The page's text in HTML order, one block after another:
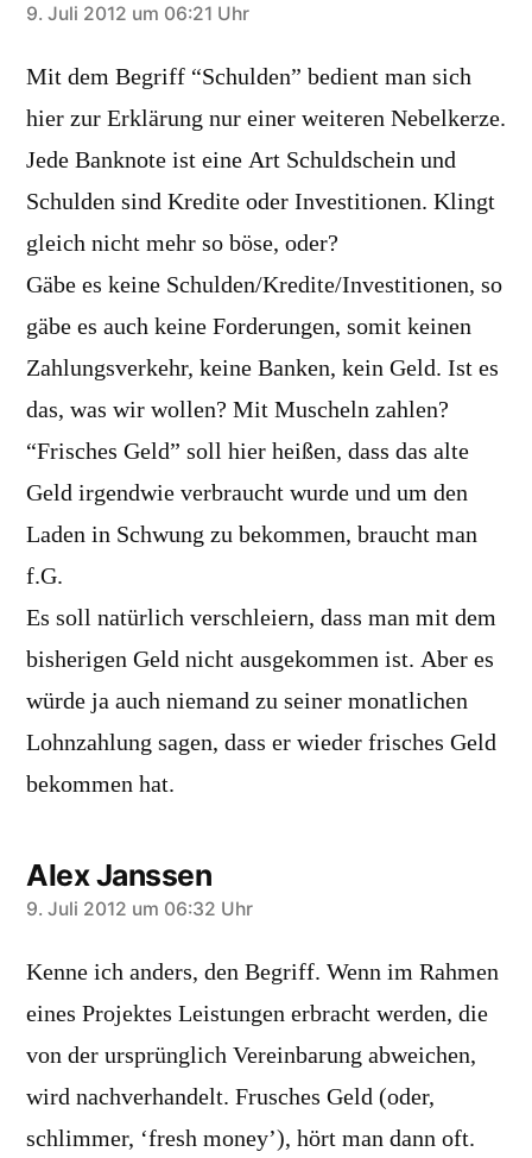
sagt:
9. Juli 2012 um 06:21 Uhr
Mit dem Begriff “Schulden” bedient man sich
hier zur Erklärung nur einer weiteren Nebelkerze.
Jede Banknote ist eine Art Schuldschein und
Schulden sind Kredite oder Investitionen. Klingt
gleich nicht mehr so böse, oder?
Gäbe es keine Schulden/Kredite/Investitionen, so
gäbe es auch keine Forderungen, somit keinen
Zahlungsverkehr, keine Banken, kein Geld. Ist es
das, was wir wollen? Mit Muscheln zahlen?
“Frisches Geld” soll hier heißen, dass das alte
Geld irgendwie verbraucht wurde und um den
Laden in Schwung zu bekommen, braucht man
f.G.
Es soll natürlich verschleiern, dass man mit dem
bisherigen Geld nicht ausgekommen ist. Aber es
würde ja auch niemand zu seiner monatlichen
Lohnzahlung sagen, dass er wieder frisches Geld
bekommen hat.
Alex Janssen
sagt:
9. Juli 2012 um 06:32 Uhr
Kenne ich anders, den Begriff. Wenn im Rahmen
eines Projektes Leistungen erbracht werden, die
von der ursprünglich Vereinbarung abweichen,
wird nachverhandelt. Frusches Geld (oder,
schlimmer, ‘fresh money’), hört man dann oft.